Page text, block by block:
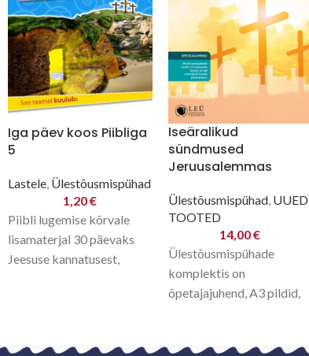
Iga päev koos Piibliga
5
Lastele, Ülestõusmispühad
1,20€
Piibli lugemise kõrvale
lisamaterjal 30 päevaks
Jeesuse kannatusest,
Iseäralikud
sündmused
Jeruusalemmas
Ülestõusmispühad, UUED
TOOTED
14,00€
Ülestõusmispühade
komplektis on
õpetajajuhend, A3 pildid,
kuldsalm ja